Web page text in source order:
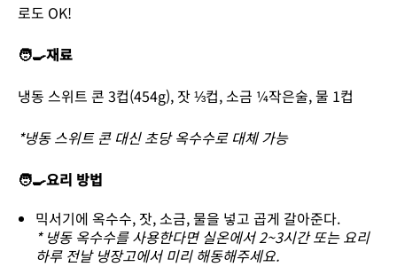
로도 OK!
🧑‍🍳재료
냉동 스위트 콘 3컵(454g), 잣 ⅓컵, 소금 ¼작은술, 물 1컵
*냉동 스위트 콘 대신 초당 옥수수로 대체 가능
🧑‍🍳요리 방법
믹서기에 옥수수, 잣, 소금, 물을 넣고 곱게 갈아준다.
* 냉동 옥수수를 사용한다면 실온에서 2~3시간 또는 요리
하루 전날 냉장고에서 미리 해동해주세요.